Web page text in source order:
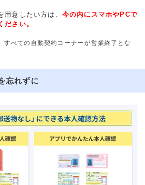
用意したい方は、 今の内にスマホやPCで
ださい。
べての自動契約コーナーが営業終了とな
忘れずに